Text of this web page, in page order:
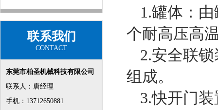
联系我们
CONTACT
东莞市柏圣机械科技有限公司
联系人：唐经理
手机：13712650881
1.罐体：
个耐高压高
2.安全联
组成。
3.快开门